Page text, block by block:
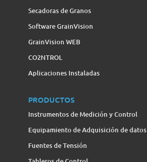
Secadoras de Granos
Software GrainVision
GrainVision WEB
CO2NTROL
Aplicaciones Instaladas
PRODUCTOS
Instrumentos de Medición y Control
Equipamiento de Adquisición de datos
Fuentes de Tensión